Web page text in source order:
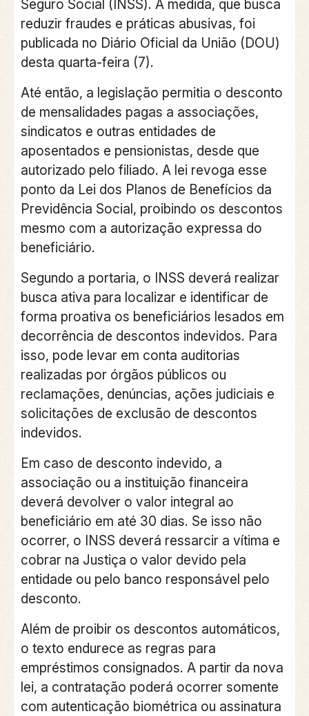
Seguro Social (INSS). A medida, que busca
reduzir fraudes e práticas abusivas, foi
publicada no Diário Oficial da União (DOU)
desta quarta-feira (7).
Até então, a legislação permitia o desconto
de mensalidades pagas a associações,
sindicatos e outras entidades de
aposentados e pensionistas, desde que
autorizado pelo filiado. A lei revoga esse
ponto da Lei dos Planos de Benefícios da
Previdência Social, proibindo os descontos
mesmo com a autorização expressa do
beneficiário.
Segundo a portaria, o INSS deverá realizar
busca ativa para localizar e identificar de
forma proativa os beneficiários lesados em
decorrência de descontos indevidos. Para
isso, pode levar em conta auditorias
realizadas por órgãos públicos ou
reclamações, denúncias, ações judiciais e
solicitações de exclusão de descontos
indevidos.
Em caso de desconto indevido, a
associação ou a instituição financeira
deverá devolver o valor integral ao
beneficiário em até 30 dias. Se isso não
ocorrer, o INSS deverá ressarcir a vítima e
cobrar na Justiça o valor devido pela
entidade ou pelo banco responsável pelo
desconto.
Além de proibir os descontos automáticos,
o texto endurece as regras para
empréstimos consignados. A partir da nova
lei, a contratação poderá ocorrer somente
com autenticação biométrica ou assinatura